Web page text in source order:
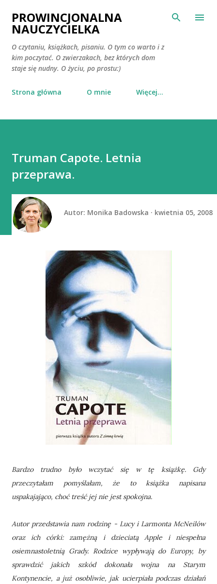
Przejdź do głównej zawartości
PROWINCJONALNA
NAUCZYCIELKA
O czytaniu, książkach, pisaniu. O tym co warto i z
kim poczytać. O zwierzakach, bez których dom
staje się nudny. O życiu, po prostu:)
Strona główna O mnie Więcej…
Truman Capote. Letnia
przeprawa.
Autor: Monika Badowska kwietnia 05, 2008
Bardzo trudno było wczytać się w tę książkę. Gdy
przeczytałam pomyślałam, że to książka napisana
uspakajająco, choć treść jej nie jest spokojna.
Autor przedstawia nam rodzinę - Lucy i Larmonta McNeilów
oraz ich córki: zamężną i dzieciatą Apple i niespełna
osiemnastoletnią Grady. Rodzice wypływają do Europy, by
sprawdzić jakich szkód dokonała wojna na Starym
Kontynencie, a już osobliwie, jak ucierpiała podczas działań